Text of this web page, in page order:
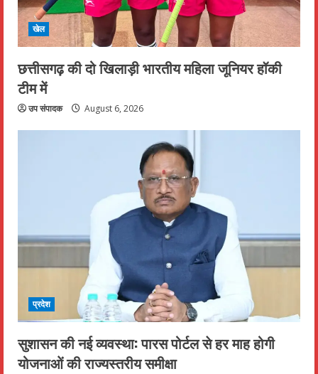
खेल
छत्तीसगढ़ की दो खिलाड़ी भारतीय महिला जूनियर हॉकी
टीम में
उप संपादक August 6, 2026
प्रदेश
सुशासन की नई व्यवस्था: पारस पोर्टल से हर माह होगी
योजनाओं की राज्यस्तरीय समीक्षा